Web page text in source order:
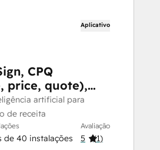
Aplicativo
CPQ
price, quote),
artificial para
de receita
de 40 instalações
Avaliação
5 (1)